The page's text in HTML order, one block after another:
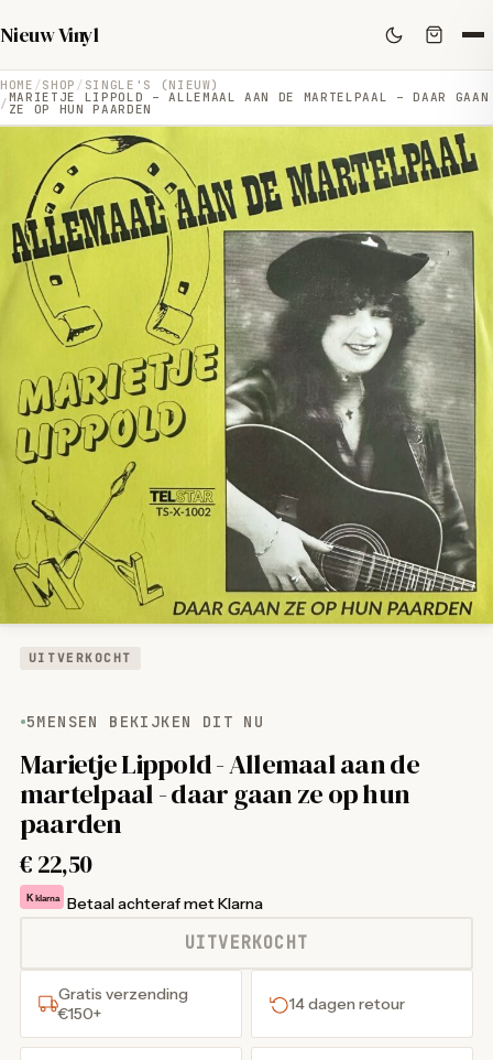
Nieuw Vinyl
HOME SHOP SINGLE'S (NIEUW)
MARIETJE LIPPOLD – ALLEMAAL AAN DE MARTELPAAL – DAAR GAAN
ZE OP HUN PAARDEN
UITVERKOCHT
5MENSEN BEKIJKEN DIT NU
Marietje Lippold - Allemaal aan de
martelpaal - daar gaan ze op hun
paarden
€ 22,50
K klarna Betaal achteraf met Klarna
UITVERKOCHT
Gratis verzending
€150+
14 dagen retour